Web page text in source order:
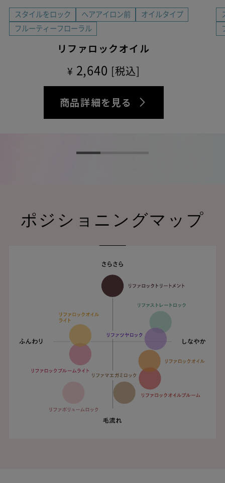
スタイルをロック ヘアアイロン前
オイルタイプ
フルーティーフローラル
リファロックオイル
¥ 2,640 [税込]
商品詳細を見る
ポジショニングマップ